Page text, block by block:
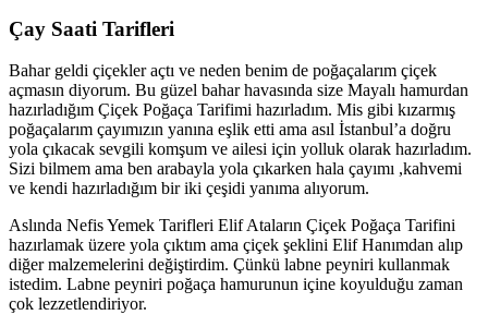
Çay Saati Tarifleri
Bahar geldi çiçekler açtı ve neden benim de poğaçalarım çiçek
açmasın diyorum. Bu güzel bahar havasında size Mayalı hamurdan
hazırladığım Çiçek Poğaça Tarifimi hazırladım. Mis gibi kızarmış
poğaçalarım çayımızın yanına eşlik etti ama asıl İstanbul’a doğru
yola çıkacak sevgili komşum ve ailesi için yolluk olarak hazırladım.
Sizi bilmem ama ben arabayla yola çıkarken hala çayımı ,kahvemi
ve kendi hazırladığım bir iki çeşidi yanıma alıyorum.
Aslında Nefis Yemek Tarifleri Elif Ataların Çiçek Poğaça Tarifini
hazırlamak üzere yola çıktım ama çiçek şeklini Elif Hanımdan alıp
diğer malzemelerini değiştirdim. Çünkü labne peyniri kullanmak
istedim. Labne peyniri poğaça hamurunun içine koyulduğu zaman
çok lezzetlendiriyor.